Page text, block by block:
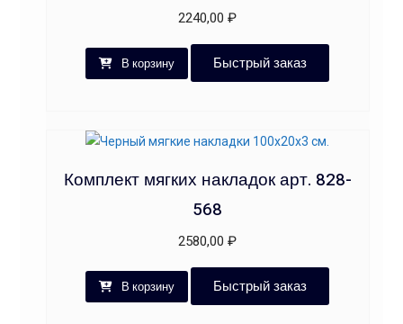
2240,00₽
В корзину Быстрый заказ
Комплект мягких накладок арт. 828-
568
2580,00₽
В корзину Быстрый заказ